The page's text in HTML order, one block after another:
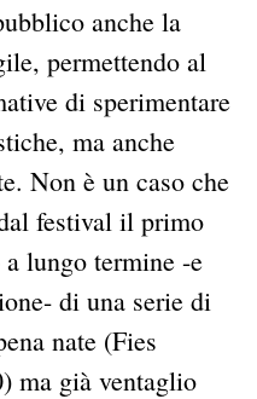
anche la
permettendo al
di sperimentare
ma anche
Non è un caso che
festival il primo
lungo termine -e
di una serie di
nate (Fies
ma già ventaglio